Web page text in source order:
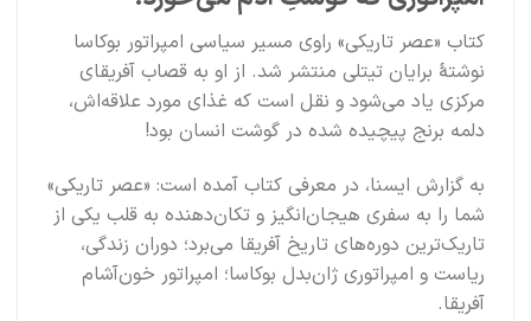
کتاب «عصر تاریکی» راوی مسیر سیاسی امپراتور بوکاسا
نوشتۀ برایان تیتلی منتشر شد. از او به قصاب آفریقای
مرکزی یاد می‌شود و نقل است که غذای مورد علاقه‌اش،
دلمه برنج پیچیده شده در گوشت انسان بود!
به گزارش ایسنا، در معرفی کتاب آمده است: «عصر تاریکی»
شما را به سفری هیجان‌انگیز و تکان‌دهنده به قلب یکی از
تاریک‌ترین دوره‌های تاریخ آفریقا می‌برد؛ دوران زندگی،
ریاست و امپراتوری ژان‌بدل بوکاسا؛ امپراتور خون‌آشام
آفریقا.